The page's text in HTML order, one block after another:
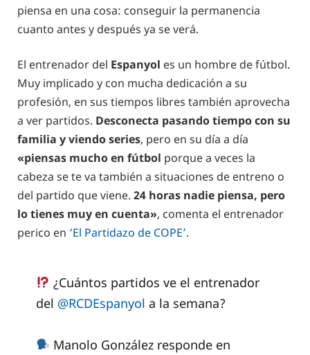
piensa en una cosa: conseguir la permanencia
cuanto antes y después ya se verá.
El entrenador del Espanyol es un hombre de fútbol.
Muy implicado y con mucha dedicación a su
profesión, en sus tiempos libres también aprovecha
a ver partidos. Desconecta pasando tiempo con su
familia y viendo series, pero en su día a día
«piensas mucho en fútbol porque a veces la
cabeza se te va también a situaciones de entreno o
del partido que viene. 24 horas nadie piensa, pero
lo tienes muy en cuenta», comenta el entrenador
perico en ‘El Partidazo de COPE’.
¿Cuántos partidos ve el entrenador
del @RCDEspanyol a la semana?
Manolo González responde en